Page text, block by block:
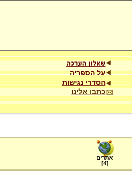
על הספריה
הסדרי נגישות
כתבו אלינו
אתרים
[
4
]